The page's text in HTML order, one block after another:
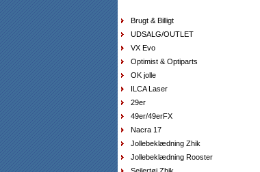
Sejlersko Sebago Docksides Flesh Out
Brugt & Billigt
UDSALG/OUTLET
VX Evo
Optimist & Optiparts
OK jolle
ILCA Laser
29er
49er/49erFX
Nacra 17
Jollebeklædning Zhik
Jollebeklædning Rooster